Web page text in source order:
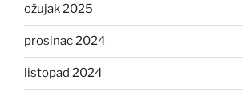
ožujak 2025
prosinac 2024
listopad 2024